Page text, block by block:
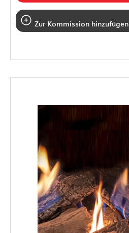
Zur Kommission hinzufügen